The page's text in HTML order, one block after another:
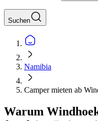
Suchen
Namibia
Camper mieten ab
Warum